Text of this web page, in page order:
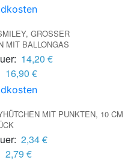
GROSSER F
BALLONGAS
14,20 €
16,90 €
MIT PUNKTEN, 10 CM
2,34 €
2,79 €